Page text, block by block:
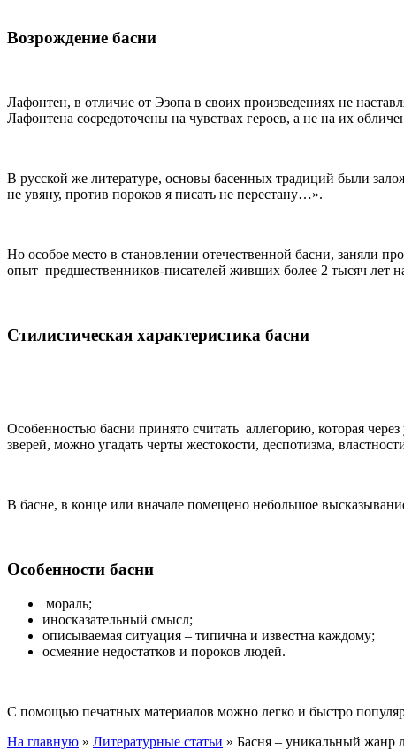
Возрождение басни
Лафонтен, в отличие от Эзопа в своих произведениях не
Лафонтена сосредоточены на чувствах героев, а не на их
В русской же литературе, основы басенных традиций были
не увяну, против пороков я писать не перестану…».
Но особое место в становлении отечественной басни, заняли
опыт предшественников-писателей живших более 2 тысяч
Стилистическая характеристика басни
Особенностью басни принято считать аллегорию, которая
зверей, можно угадать черты жестокости, деспотизма,
В басне, в конце или вначале помещено небольшое
Особенности басни
мораль;
иносказательный смысл;
описываемая ситуация – типична и известна каждому;
осмеяние недостатков и пороков людей.
С помощью печатных материалов можно легко и быстро
На главную » Литературные статьи » Басня – уникальный жанр